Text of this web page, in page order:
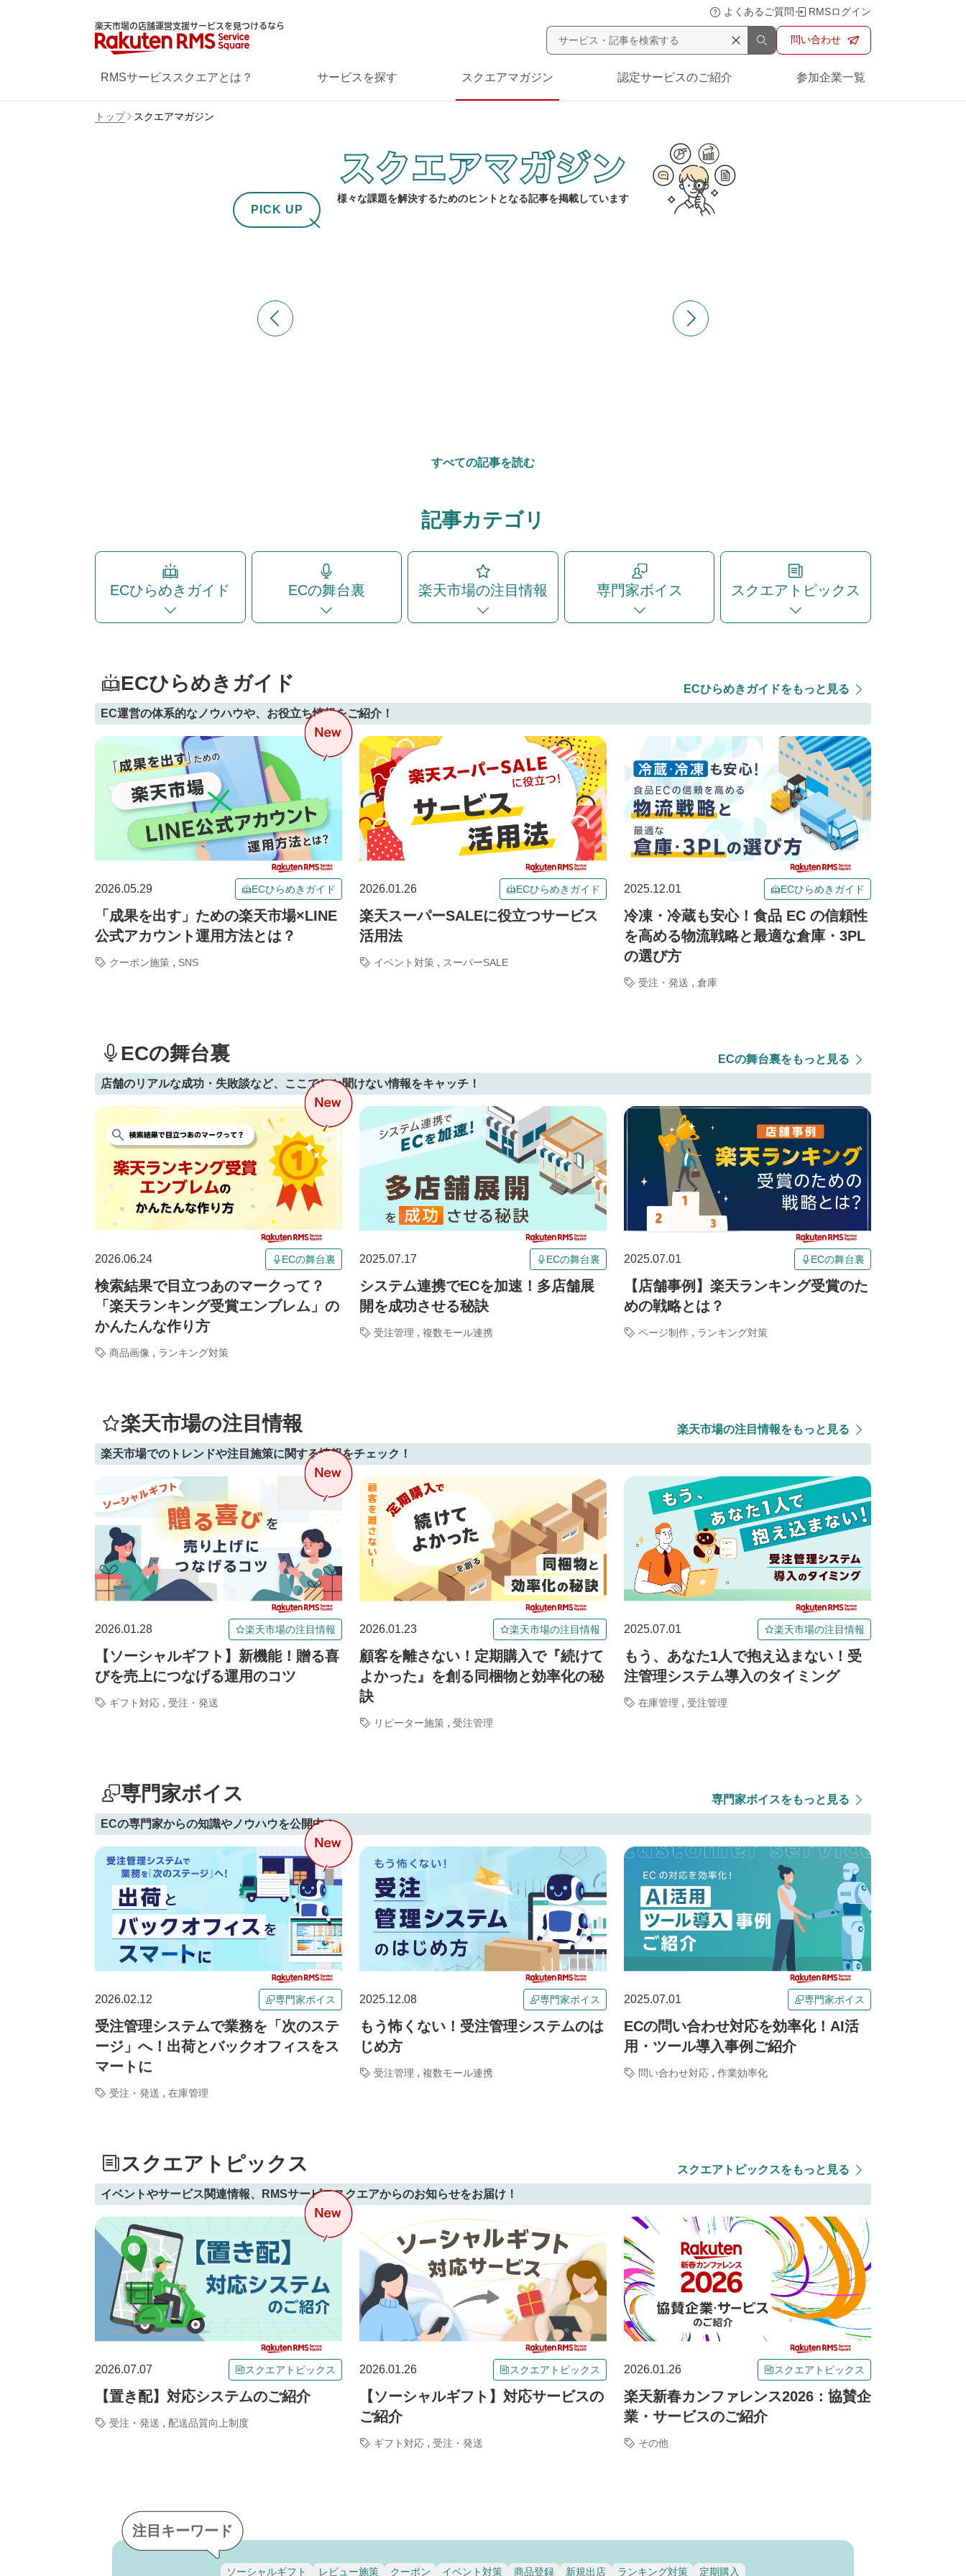
楽天市場の店舗運営支援サービスを見つけるなら
よくあるご質問 RMSログイン
問い合わせ
RMSサービススクエアとは？ サービスを探す スクエアマガジン 認定サービスのご紹介 参加企業一覧
トップ スクエアマガジン
様々な課題を解決するためのヒントとなる記事を掲載しています
PICK UP
すべての記事を読む
記事カテゴリ
ECひらめきガイド ECの舞台裏 楽天市場の注目情報 専門家ボイス スクエアトピックス
ECひらめきガイド
ECひらめきガイドをもっと見る
EC運営の体系的なノウハウや、お役立ち情報をご紹介！
2026.05.29 ECひらめきガイド
「成果を出す」ための楽天市場×LINE
公式アカウント運用方法とは？
クーポン施策 , SNS
2026.01.26 ECひらめきガイド
楽天スーパーSALEに役立つサービス
活用法
イベント対策 , スーパーSALE
2025.12.01 ECひらめきガイド
冷凍・冷蔵も安心！食品 EC の信頼性
を高める物流戦略と最適な倉庫・3PL
の選び方
受注・発送 , 倉庫
ECの舞台裏
ECの舞台裏をもっと見る
店舗のリアルな成功・失敗談など、ここでしか聞けない情報をキャッチ！
2026.06.24 ECの舞台裏
検索結果で目立つあのマークって？
「楽天ランキング受賞エンブレム」の
かんたんな作り方
商品画像 , ランキング対策
2025.07.17 ECの舞台裏
システム連携でECを加速！多店舗展
開を成功させる秘訣
受注管理 , 複数モール連携
2025.07.01 ECの舞台裏
【店舗事例】楽天ランキング受賞のた
めの戦略とは？
ページ制作 , ランキング対策
楽天市場の注目情報
楽天市場の注目情報をもっと見る
楽天市場でのトレンドや注目施策に関する情報をチェック！
2026.01.28 楽天市場の注目情報
【ソーシャルギフト】新機能！贈る喜
びを売上につなげる運用のコツ
ギフト対応 , 受注・発送
2026.01.23 楽天市場の注目情報
顧客を離さない！定期購入で『続けて
よかった』を創る同梱物と効率化の秘
訣
リピーター施策 , 受注管理
2025.07.01 楽天市場の注目情報
もう、あなた1人で抱え込まない！受
注管理システム導入のタイミング
在庫管理 , 受注管理
専門家ボイス
専門家ボイスをもっと見る
ECの専門家からの知識やノウハウを公開中！
2026.02.12 専門家ボイス
受注管理システムで業務を「次のステ
ージ」へ！出荷とバックオフィスをス
マートに
受注・発送 , 在庫管理
2025.12.08 専門家ボイス
もう怖くない！受注管理システムのは
じめ方
受注管理 , 複数モール連携
2025.07.01 専門家ボイス
ECの問い合わせ対応を効率化！AI活
用・ツール導入事例ご紹介
問い合わせ対応 , 作業効率化
スクエアトピックス
スクエアトピックスをもっと見る
イベントやサービス関連情報、RMSサービススクエアからのお知らせをお届け！
2026.07.07 スクエアトピックス
【置き配】対応システムのご紹介
受注・発送 , 配送品質向上制度
2026.01.26 スクエアトピックス
【ソーシャルギフト】対応サービスの
ご紹介
ギフト対応 , 受注・発送
2026.01.26 スクエアトピックス
楽天新春カンファレンス2026：協賛企
業・サービスのご紹介
その他
注目キーワード
ソーシャルギフト レビュー施策 クーポン イベント対策 商品登録 新規出店 ランキング対策 定期購入